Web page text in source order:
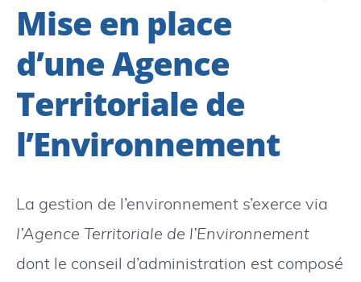
Mise en place
d’une Agence
Territoriale de
l’Environnement
La gestion de l’environnement s’exerce via
l’Agence Territoriale de l’Environnement
dont le conseil d’administration est composé